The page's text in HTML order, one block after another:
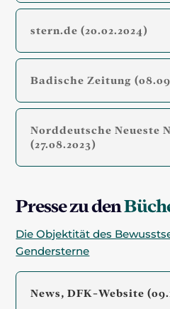
stern.de (20.02.2024)
Badische Zeitung
Norddeutsche Neueste
(27.08.2023)
Presse zu den
Die Objektität des
Gendersterne
News, DFK-Website